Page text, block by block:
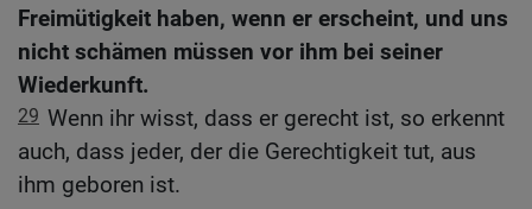
Freimütigkeit haben, wenn er erscheint, und uns
nicht schämen müssen vor ihm bei seiner
Wiederkunft.
29 Wenn ihr wisst, dass er gerecht ist, so erkennt
auch, dass jeder, der die Gerechtigkeit tut, aus
ihm geboren ist.